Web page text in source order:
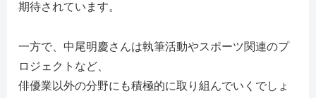
期待されています。
一方で、中尾明慶さんは執筆活動やスポーツ関連のプ
ロジェクトなど、
俳優業以外の分野にも積極的に取り組んでいくでしょ